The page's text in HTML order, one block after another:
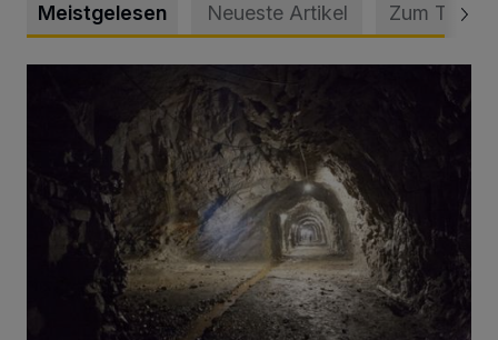
Meistgelesen Neueste Artikel Zum Thema